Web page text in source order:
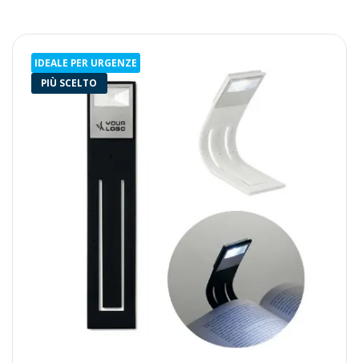
IDEALE PER URGENZE
PIÙ SCELTO